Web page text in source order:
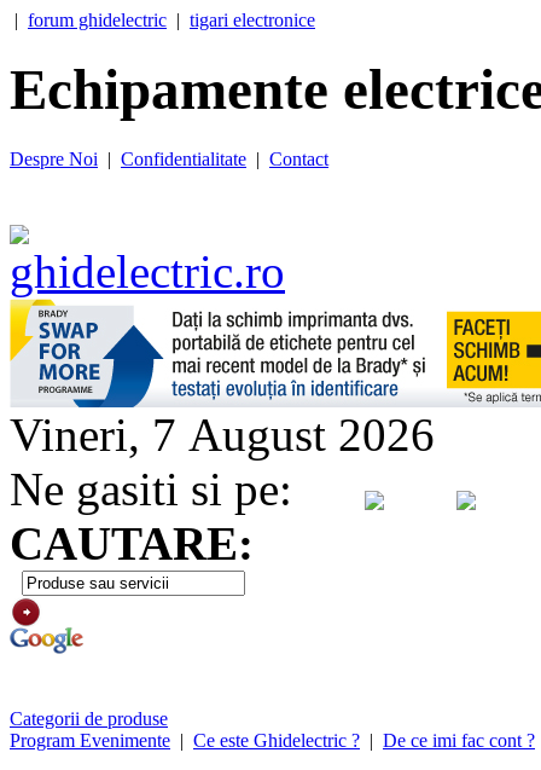
| forum ghidelectric | tigari electronice
Echipamente
Despre Noi | Confidentialitate | Contact
Vineri, 7 August 2026
Ne gasiti si pe:
CAUTARE:
Categorii de produse
Program Evenimente | Ce este Ghidelectric ? | De ce imi fac cont ?